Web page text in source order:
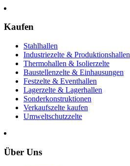
Kaufen
Stahlhallen
Industriezelte & Produktionshallen
Thermohallen & Isolierzelte
Baustellenzelte & Einhausungen
Festzelte & Eventhallen
Lagerzelte & Lagerhallen
Sonderkonstruktionen
Verkaufszelte kaufen
Umweltschutzzelte
Über Uns